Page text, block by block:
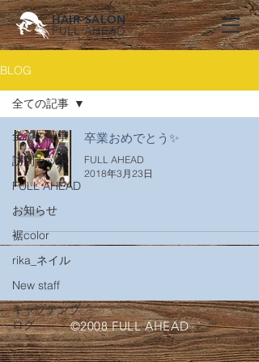
HAIR SALON
FULL AHEAD
BLOG
全ての記事
訪問カット
FULL AHEAD
お知らせ
裾color
rika_ネイル
New staff
キャプテンブ
ログ
お知らせ
全ての記事
卒業おめでとう✨
FULL AHEAD
2018年3月23日
©2008 FULL AHEAD